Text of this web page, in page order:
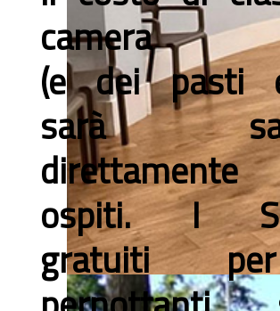
camera
(e dei pasti
sarà
direttamente
ospiti. I
gratuiti